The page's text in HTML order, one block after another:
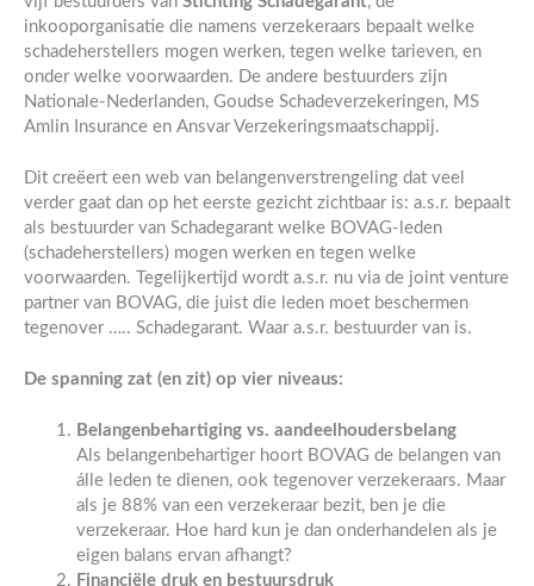
inkooporganisatie die namens verzekeraars bepaalt welke
schadeherstellers mogen werken, tegen welke tarieven, en
onder welke voorwaarden. De andere bestuurders zijn
Nationale-Nederlanden, Goudse Schadeverzekeringen, MS
Amlin Insurance en Ansvar Verzekeringsmaatschappij.
Dit creëert een web van belangenverstrengeling dat veel
verder gaat dan op het eerste gezicht zichtbaar is: a.s.r. bepaalt
als bestuurder van Schadegarant welke BOVAG-leden
(schadeherstellers) mogen werken en tegen welke
voorwaarden. Tegelijkertijd wordt a.s.r. nu via de joint venture
partner van BOVAG, die juist die leden moet beschermen
tegenover ….. Schadegarant. Waar a.s.r. bestuurder van is.
De spanning zat (en zit) op vier niveaus:
Belangenbehartiging vs. aandeelhoudersbelang
Als belangenbehartiger hoort BOVAG de belangen van
álle leden te dienen, ook tegenover verzekeraars. Maar
als je 88% van een verzekeraar bezit, ben je die
verzekeraar. Hoe hard kun je dan onderhandelen als je
eigen balans ervan afhangt?
Financiële druk en bestuursdruk